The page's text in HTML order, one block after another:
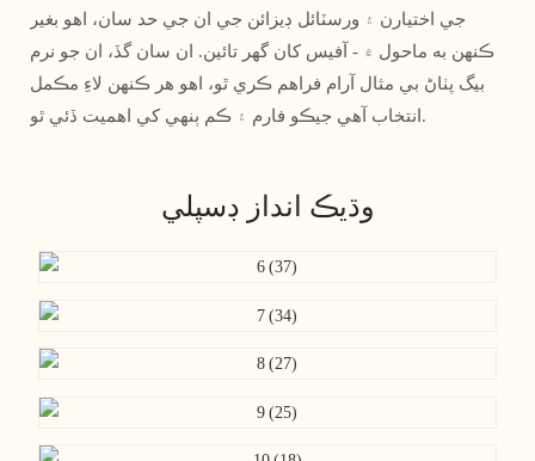
جي اختيارن ۽ ورسٽائل ڊيزائن جي ان جي حد سان، اهو بغير
ڪنهن به ماحول ۾ - آفيس کان گهر تائين. ان سان گڏ، ان جو نرم
بيگ پٺاڻ بي مثال آرام فراهم ڪري ٿو، اهو هر ڪنهن لاءِ مڪمل
انتخاب آهي جيڪو فارم ۽ ڪم ٻنهي کي اهميت ڏئي ٿو.
وڌيڪ انداز ڊسپلي